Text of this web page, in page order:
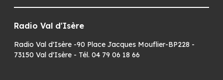
Radio Val d'Isère
Radio Val d'Isère -90 Place Jacques Mouflier-BP228 -
73150 Val d'Isère - Tél. 04 79 06 18 66